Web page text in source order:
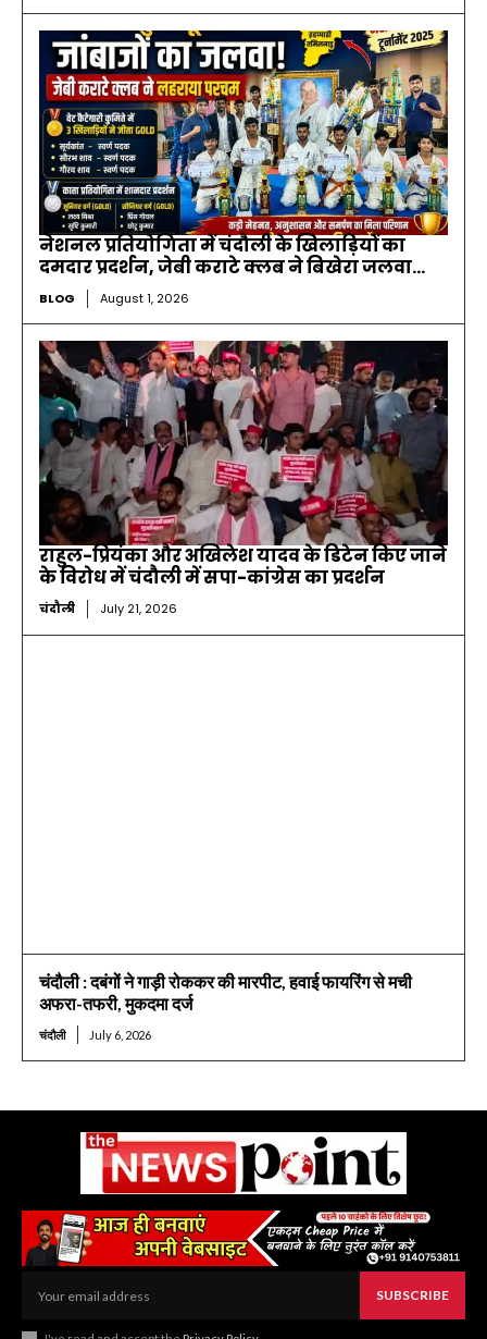
नेशनल प्रतियोगिता में चंदौली के खिलाड़ियों का
दमदार प्रदर्शन, जेबी कराटे क्लब ने बिखेरा जलवा…
BLOG August 1, 2026
राहुल-प्रियंका और अखिलेश यादव के डिटेन किए जाने
के विरोध में चंदौली में सपा-कांग्रेस का प्रदर्शन
चंदौली July 21, 2026
चंदौली : दबंगों ने गाड़ी रोककर की मारपीट, हवाई फायरिंग से मची
अफरा-तफरी, मुकदमा दर्ज
चंदौली July 6, 2026
SUBSCRIBE